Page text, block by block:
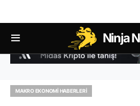
Ninja
MAKRO EKONOMI HABERLERI